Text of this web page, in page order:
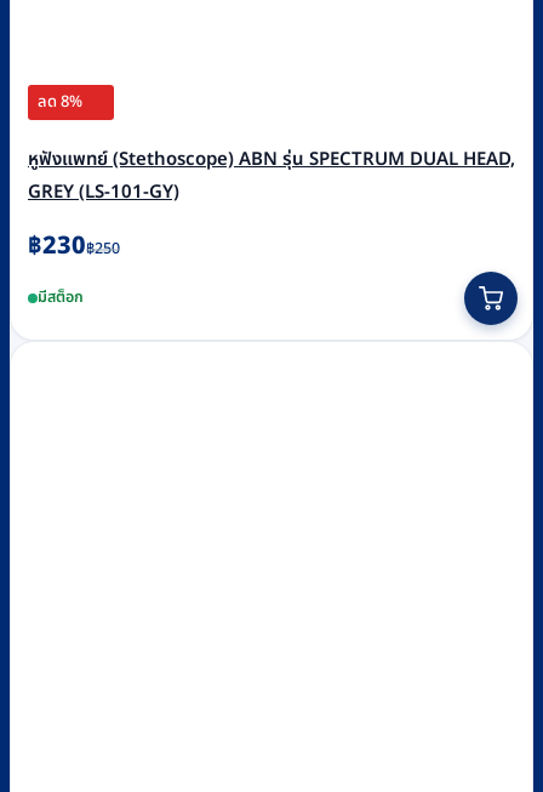
ลด 8%
หูฟังแพทย์ (Stethoscope) ABN รุ่น SPECTRUM DUAL HEAD,
GREY (LS-101-GY)
฿250
Original
was:
฿250.
฿230
Current
is:
฿230.
มีสต็อก